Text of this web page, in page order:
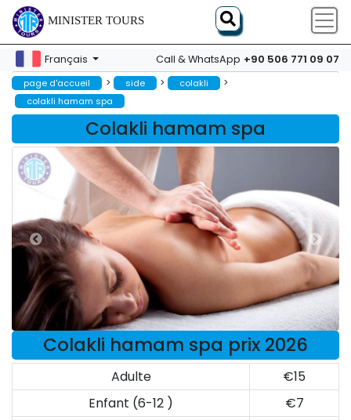
MINISTER TOURS
Français Call & WhatsApp +90 506 771 09 07
page d'accueil > side > colakli >
colakli hamam spa
Colakli hamam spa
Colakli hamam spa prix 2026
Adulte
€15
Enfant (6-12 )
€7